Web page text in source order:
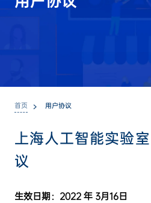
首页 用户协议
上海人工智能实验
议
生效日期： 2022年 3月16日